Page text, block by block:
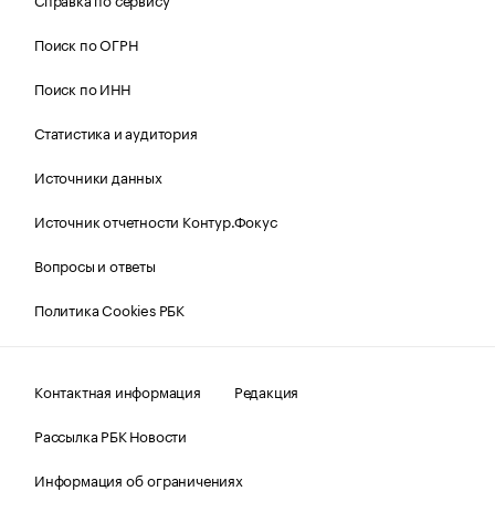
Поиск по ОГРН
Поиск по ИНН
Статистика и аудитория
Источники данных
Источник отчетности Контур.Фокус
Вопросы и ответы
Политика Cookies РБК
Контактная информация
Редакция
Рассылка РБК Новости
Информация об ограничениях